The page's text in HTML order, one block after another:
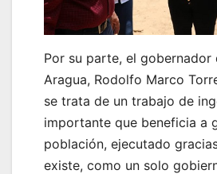
Por su parte, el gobernador
Aragua, Rodolfo Marco
se trata de un trabajo de
importante que beneficia a
población, ejecutado
existe, como un solo